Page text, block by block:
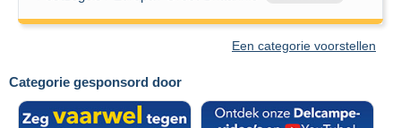
Categorie gesponsord door
Een categorie voorstellen